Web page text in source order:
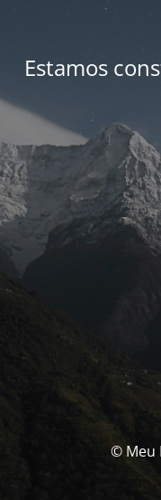
Estamos
© Meu